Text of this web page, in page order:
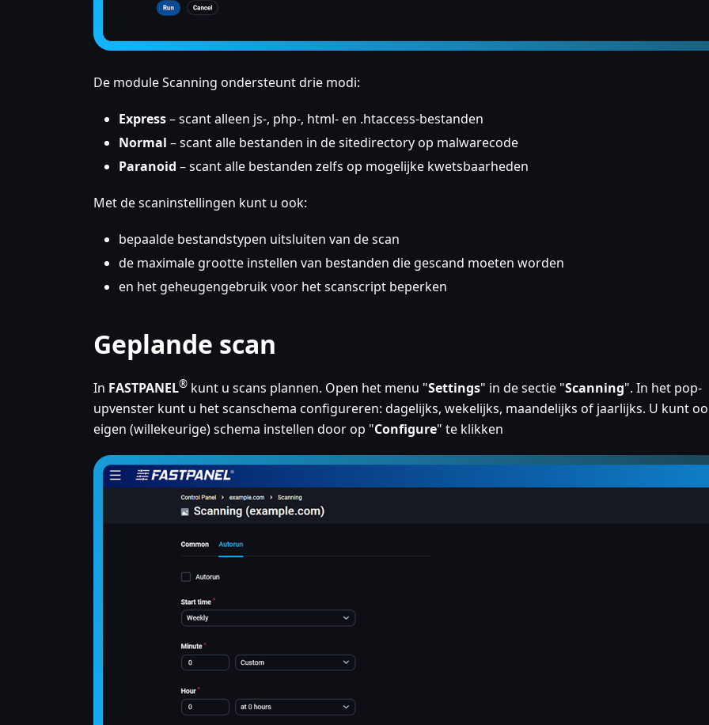
De module Scanning ondersteunt drie modi:
Express– scant alleen js-, php-, html- en .htaccess-bestanden
Normal – scant alle bestanden in de sitedirectory op malwarecode
Paranoid – scant alle bestanden zelfs op mogelijke kwetsbaarheden
Met de scaninstellingen kunt u ook:
bepaalde bestandstypen uitsluiten van de scan
de maximale grootte instellen van bestanden die gescand moeten worden
en het geheugengebruik voor het scanscript beperken
Geplande scan
In FASTPANEL® kunt u scans plannen. Open het menu "Settings" in de sectie "Scanning". In het pop-
upvenster kunt u het scanschema configureren: dagelijks, wekelijks, maandelijks of jaarlijks. U kunt
eigen (willekeurige) schema instellen door op "Configure" te klikken